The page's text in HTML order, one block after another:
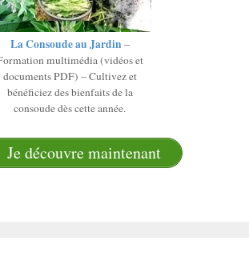
La Consoude au Jardin –
multimédia (vidéos et
documents PDF) – Cultivez et
bénéficiez des bienfaits de la
consoude dès cette année.
Je découvre maintenant